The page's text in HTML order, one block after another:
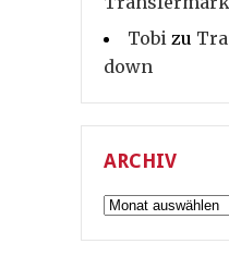
Tobi zu
down
ARCHIV
Archiv